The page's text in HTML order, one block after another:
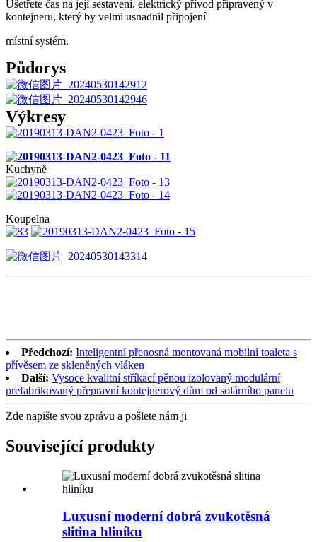
Ušetřete čas na její sestavení. elektrický přívod připravený v
kontejneru, který by velmi usnadnil připojení
místní systém.
Půdorys
Výkresy
Kuchyně
Koupelna
Předchozí: Inteligentní přenosná montovaná mobilní toaleta s
přívěsem ze skleněných vláken
Další: Vysoce kvalitní stříkací pěnou izolovaný modulární
prefabrikovaný přepravní kontejnerový dům od solárního panelu
Zde napište svou zprávu a pošlete nám ji
Související produkty
Luxusní moderní dobrá zvukotěsná
slitina hliníku